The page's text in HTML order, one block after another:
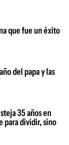
que fue un éxito
del papa y las
35 años en
para dividir, sino